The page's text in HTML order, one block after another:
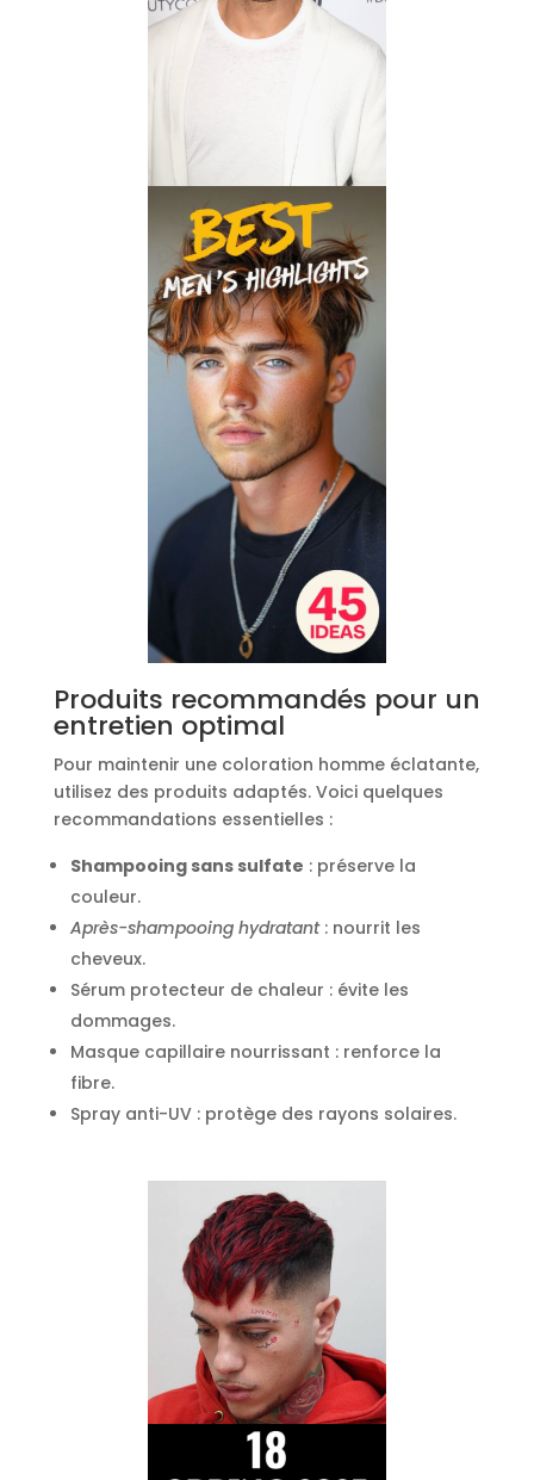
Produits recommandés pour un
entretien optimal
Pour maintenir une coloration homme éclatante,
utilisez des produits adaptés. Voici quelques
recommandations essentielles :
Shampooing sans sulfate : préserve la
couleur.
Après-shampooing hydratant: nourrit les
cheveux.
Sérum protecteur de chaleur : évite les
dommages.
Masque capillaire nourrissant : renforce la
fibre.
Spray anti-UV : protège des rayons solaires.